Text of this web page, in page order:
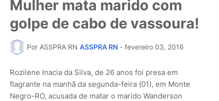
Mulher mata marido com
golpe de cabo de vassoura!
Por ASSPRA RN ASSPRA RN - fevereiro 03, 2016
Rozilene Inacia da Silva, de 26 anos foi presa em
flagrante na manhã da segunda-feira (01), em Monte
Negro-RO, acusada de matar o marido Wanderson